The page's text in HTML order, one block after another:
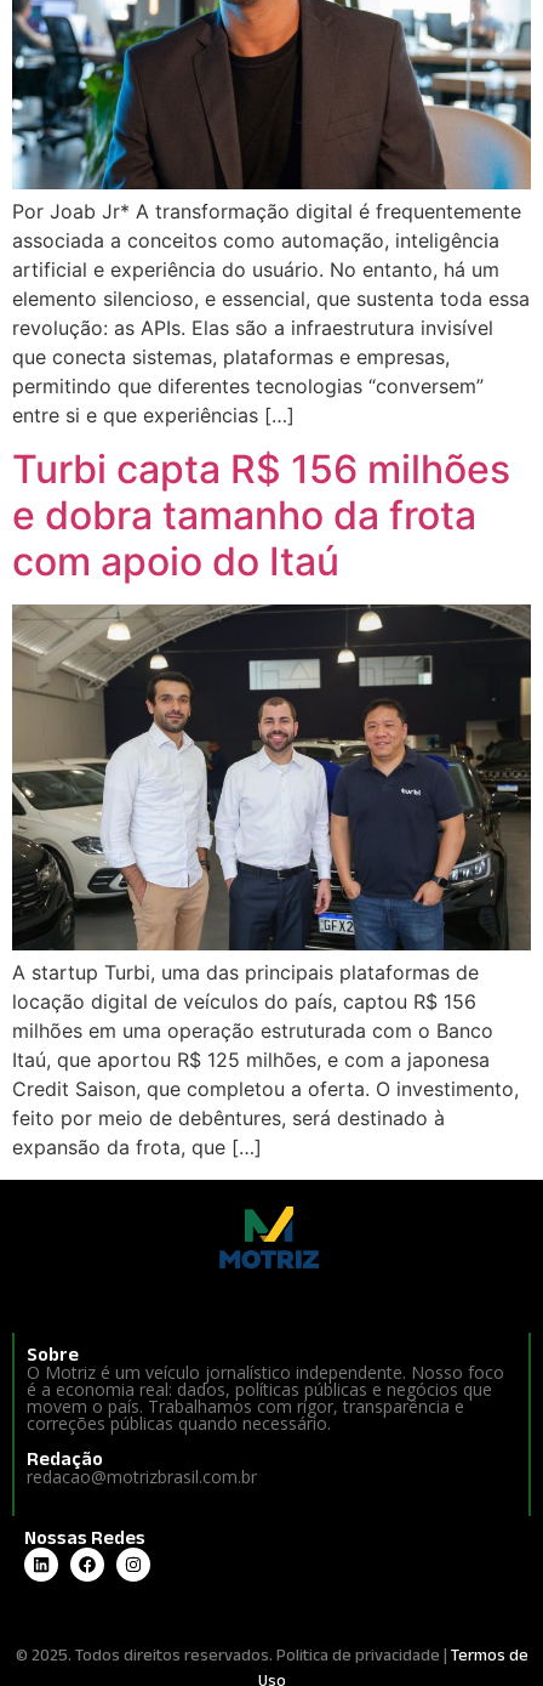
Por Joab Jr* A transformação digital é frequentemente
associada a conceitos como automação, inteligência
artificial e experiência do usuário. No entanto, há um
elemento silencioso, e essencial, que sustenta toda essa
revolução: as APIs. Elas são a infraestrutura invisível
que conecta sistemas, plataformas e empresas,
permitindo que diferentes tecnologias “conversem”
entre si e que experiências […]
Turbi capta R$ 156 milhões
e dobra tamanho da frota
com apoio do Itaú
A startup Turbi, uma das principais plataformas de
locação digital de veículos do país, captou R$ 156
milhões em uma operação estruturada com o Banco
Itaú, que aportou R$ 125 milhões, e com a japonesa
Credit Saison, que completou a oferta. O investimento,
feito por meio de debêntures, será destinado à
expansão da frota, que […]
Sobre
O Motriz é um veículo jornalístico independente. Nosso foco
é a economia real: dados, políticas públicas e negócios que
movem o país. Trabalhamos com rigor, transparência e
correções públicas quando necessário.
Redação
redacao@motrizbrasil.com.br
Nossas Redes
© 2025. Todos direitos reservados. Politica de privacidade | Termos de
Uso